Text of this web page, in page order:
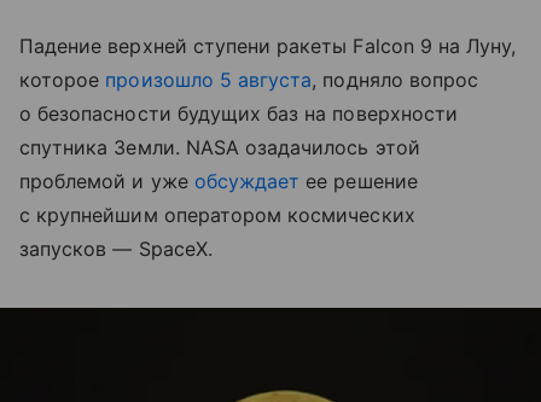
Падение верхней ступени ракеты Falcon 9 на Луну,
которое произошло 5 августа, подняло вопрос
о безопасности будущих баз на поверхности
спутника Земли. NASA озадачилось этой
проблемой и уже обсуждает ее решение
с крупнейшим оператором космических
запусков — SpaceX.